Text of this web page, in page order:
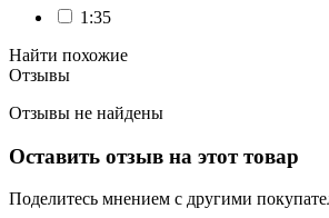
1:35
Найти похожие
Отзывы
Отзывы не найдены
Оставить отзыв на этот товар
Поделитесь мнением с другими